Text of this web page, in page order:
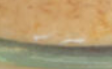
Veggie (24 Stück)